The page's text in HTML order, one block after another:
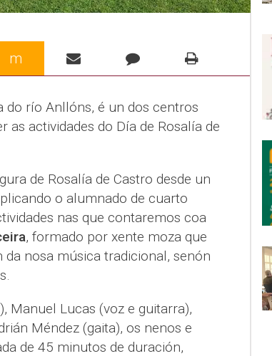
m
do río Anllóns, é un dos centros
as actividades do Día de Rosalía de
de Rosalía de Castro desde un
o alumnado de cuarto
nas que contaremos coa
, formado por xente moza que
nosa música tradicional, senón
Manuel Lucas (voz e guitarra),
Méndez (gaita), os nenos e
de 45 minutos de duración,